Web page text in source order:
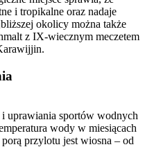
i tropikalne oraz nadaje
okolicy można także
z IX-wiecznym meczetem
uprawiania sportów wodnych
wody w miesiącach
przylotu jest wiosna – od